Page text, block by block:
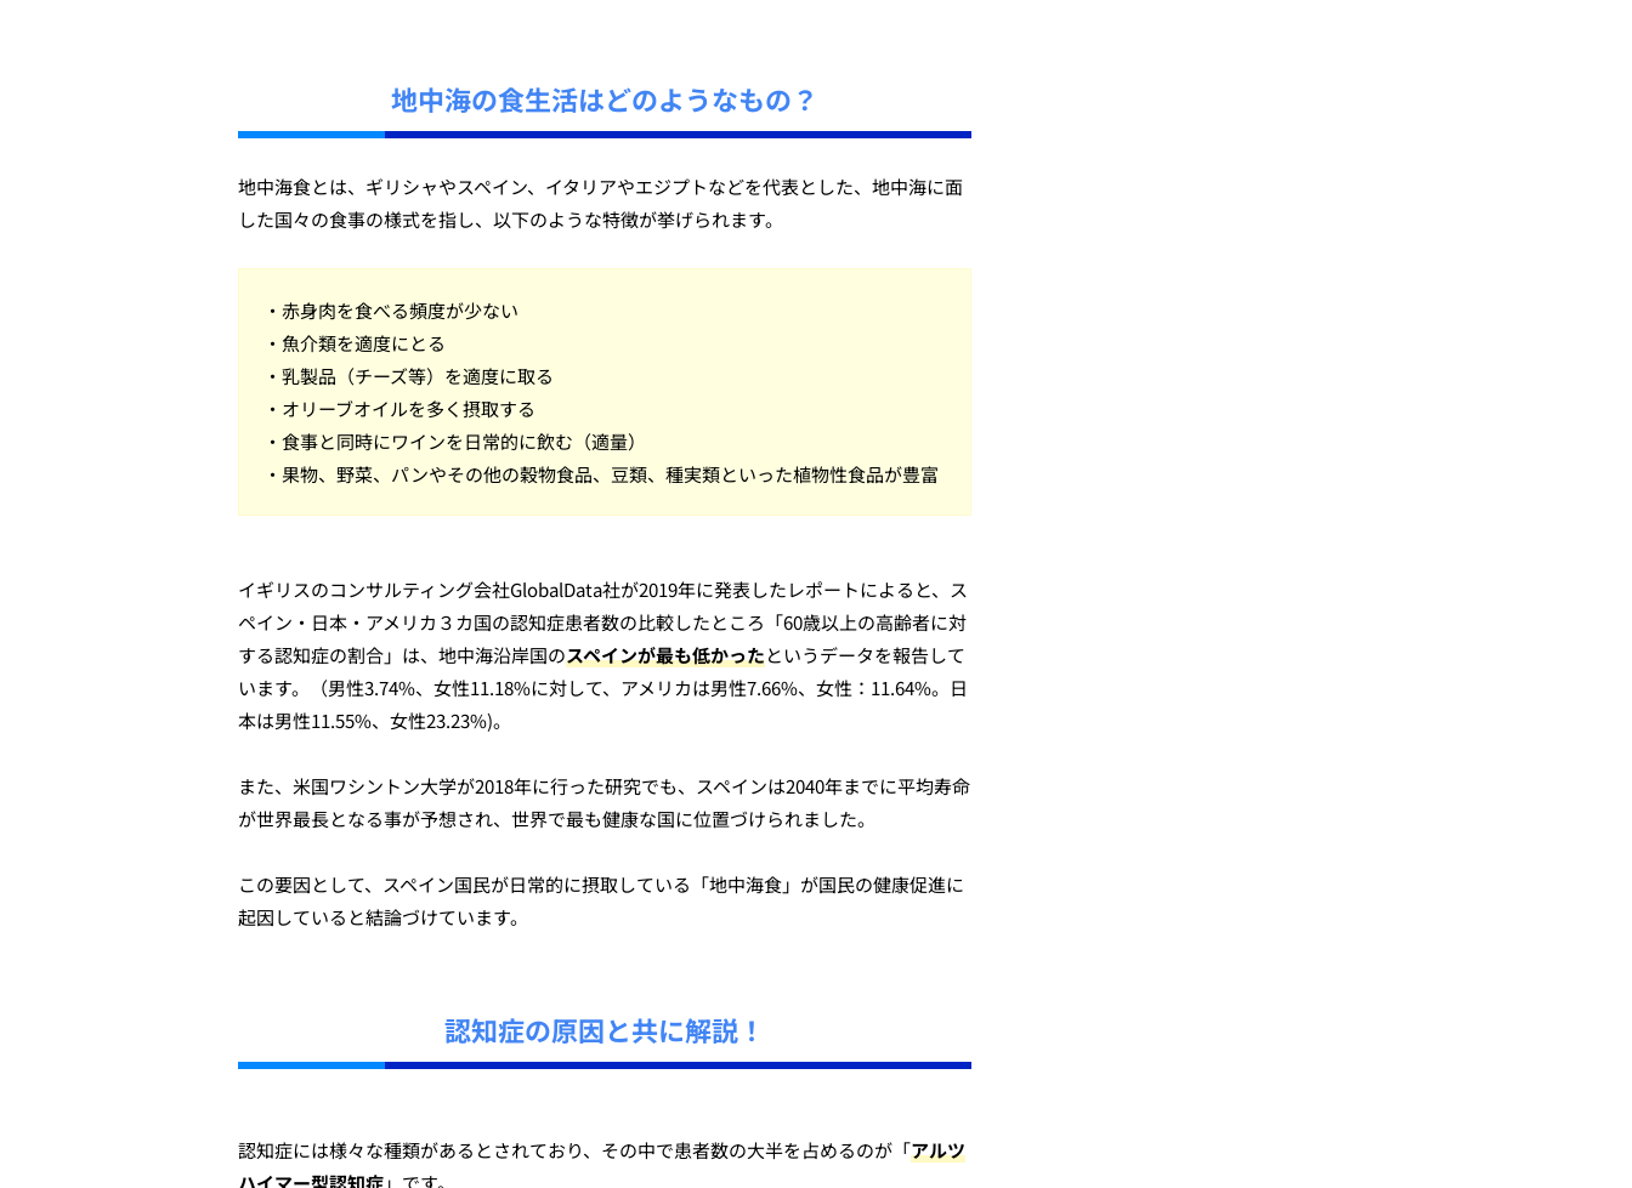
地中海の食生活はどのようなもの？
地中海食とは、ギリシャやスペイン、イタリアやエジプトなどを代表とした、地中海に面
した国々の食事の様式を指し、以下のような特徴が挙げられます。
・赤身肉を食べる頻度が少ない
・魚介類を適度にとる
・乳製品（チーズ等）を適度に取る
・オリーブオイルを多く摂取する
・食事と同時にワインを日常的に飲む（適量）
・ 果物、野菜、パンやその他の穀物食品、豆類、種実類といった植物性食品が豊富
イギリスのコンサルティング会社GlobalData社が2019年に発表したレポートによると、ス
ペイン・日本・アメリカ３カ国の認知症患者数の比較したところ「60歳以上の高齢者に対
する認知症の割合」は、地中海沿岸国のスペインが最も低かったというデータを報告して
います。（男性3.74%、女性11.18%に対して、アメリカは男性7.66%、女性：11.64%。日
本は男性11.55%、女性23.23%)。
また、米国ワシントン大学が2018年に行った研究でも、スペインは2040年までに平均寿命
が世界最長となる事が予想され、世界で最も健康な国に位置づけられました。
この要因として、スペイン国民が日常的に摂取している「地中海食」が国民の健康促進に
起因していると結論づけています。
認知症の原因と共に解説！
認知症には様々な種類があるとされており、その中で患者数の大半を占めるのが「アルツ
ハイマー型認知症」です。